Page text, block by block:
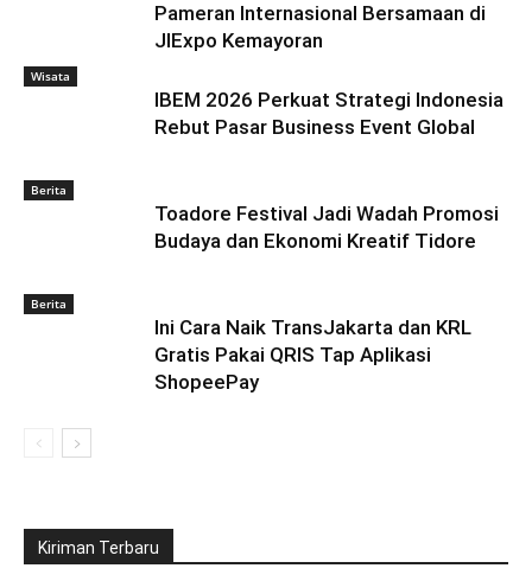
Pameran Internasional Bersamaan di
JIExpo Kemayoran
Wisata
IBEM 2026 Perkuat Strategi Indonesia
Rebut Pasar Business Event Global
Berita
Toadore Festival Jadi Wadah Promosi
Budaya dan Ekonomi Kreatif Tidore
Berita
Ini Cara Naik TransJakarta dan KRL
Gratis Pakai QRIS Tap Aplikasi
ShopeePay
Kiriman Terbaru